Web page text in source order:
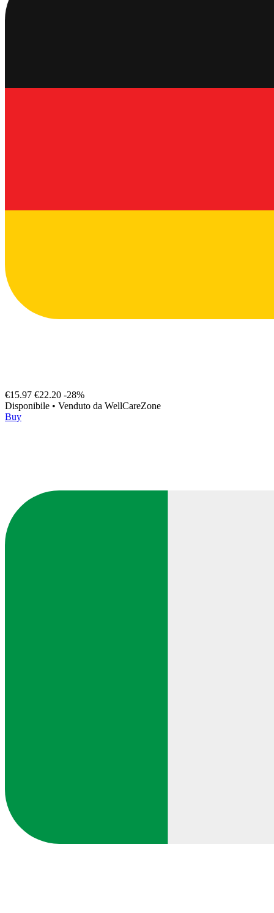
€15.97 €22.20 -28%
Disponibile • Venduto da WellCareZone
Buy